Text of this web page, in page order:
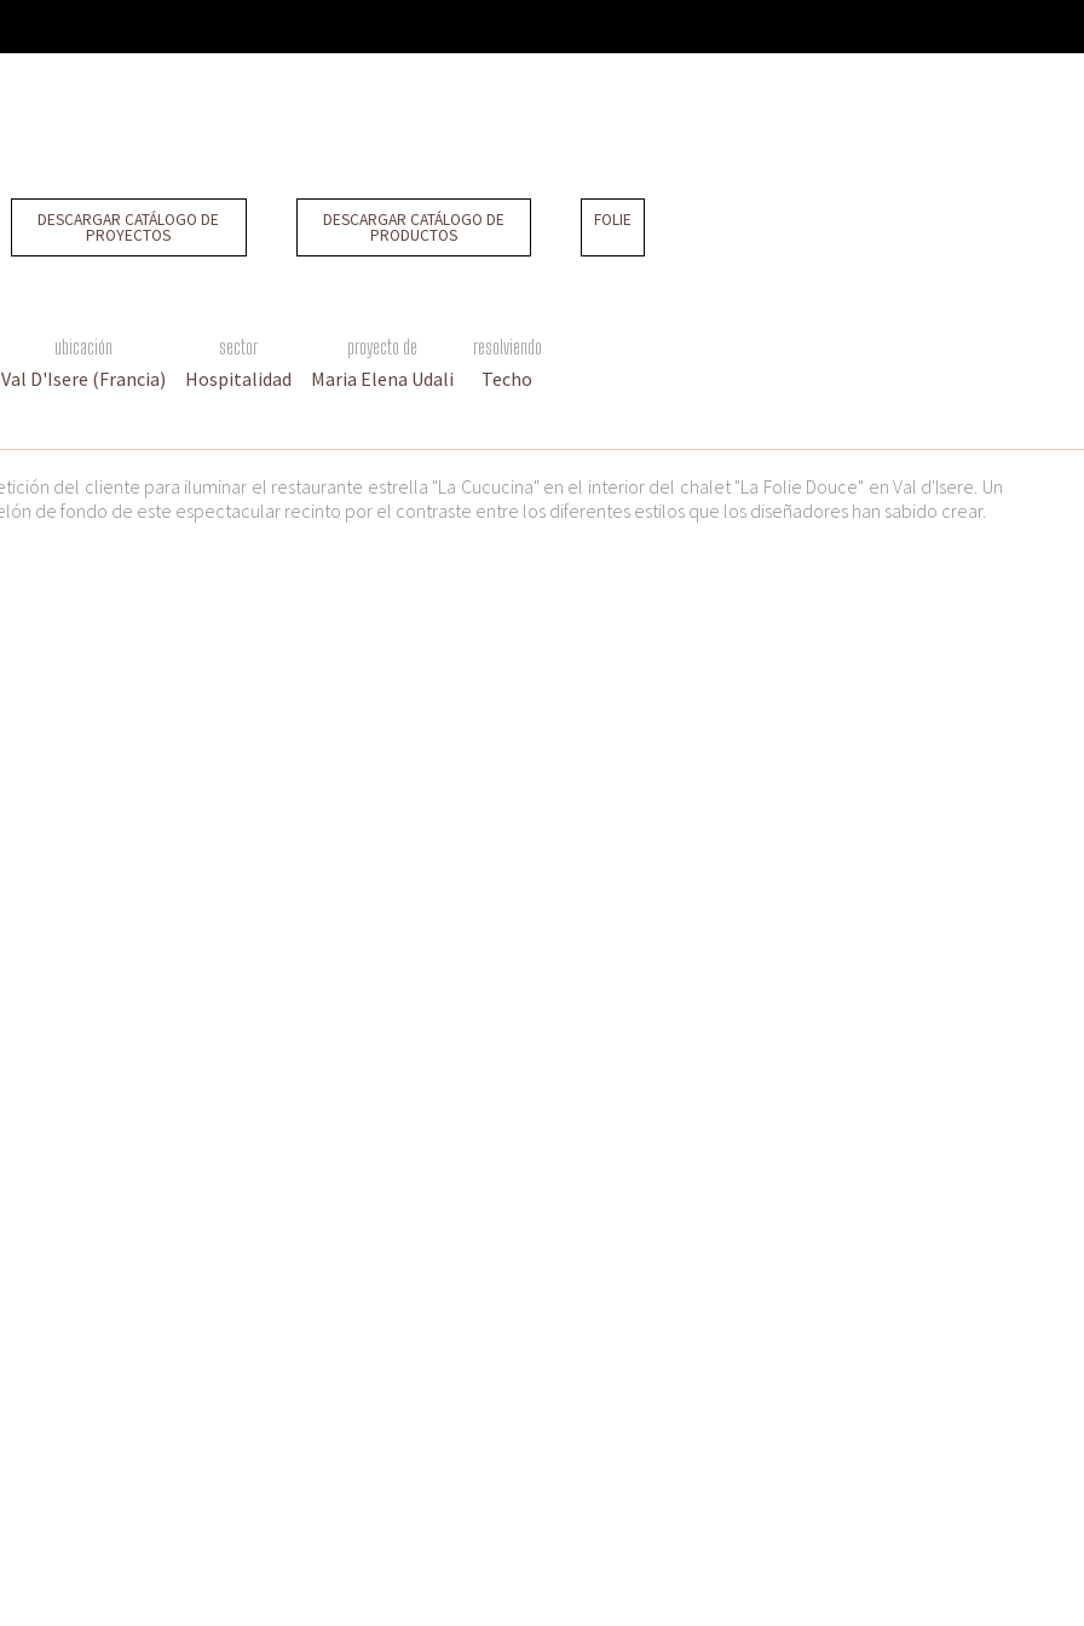
DESCARGAR CATÁLOGO DE
PROYECTOS
DESCARGAR CATÁLOGO DE
PRODUCTOS
FOLIE
ubicación
Val D'Isere (Francia)
sector
Hospitalidad
proyecto de
Maria Elena Udali
resolviendo
Techo
del cliente para iluminar el restaurante estrella "La Cucucina" en el interior del chalet "La Folie Douce" en Val d'Isere. Un
de fondo de este espectacular recinto por el contraste entre los diferentes estilos que los diseñadores han sabido crear.